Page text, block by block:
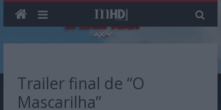
contentTrailer final de “O
Mascarilha”